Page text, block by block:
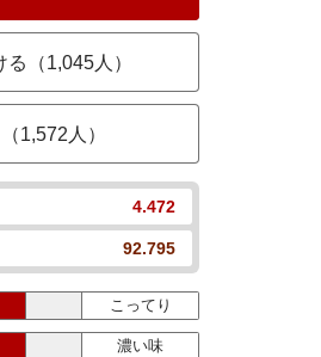
（1,045人）
1,572人）
4.472
92.795
こってり
濃い味